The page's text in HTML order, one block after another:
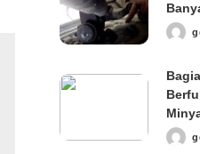
Posted
Posted